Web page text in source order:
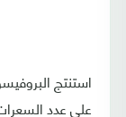
استنتج
على عدد